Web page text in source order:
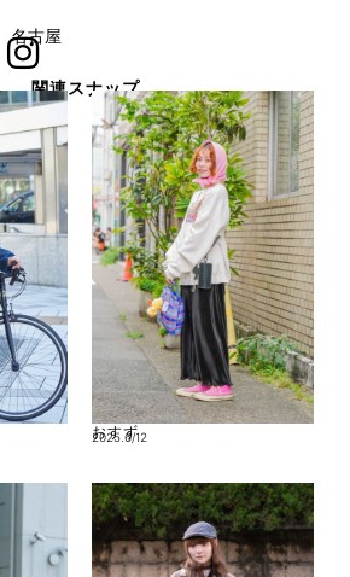
名古屋
関連スナップ
おすず
2025.6/12